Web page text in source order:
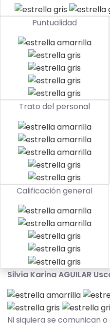
Puntualidad
Trato del personal
Calificación general
Silvia Karina AGUILAR
Ni siquiera se comunican